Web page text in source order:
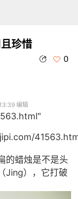
珍惜
0
编辑
的蜡烛是不是头
Jing），它打破